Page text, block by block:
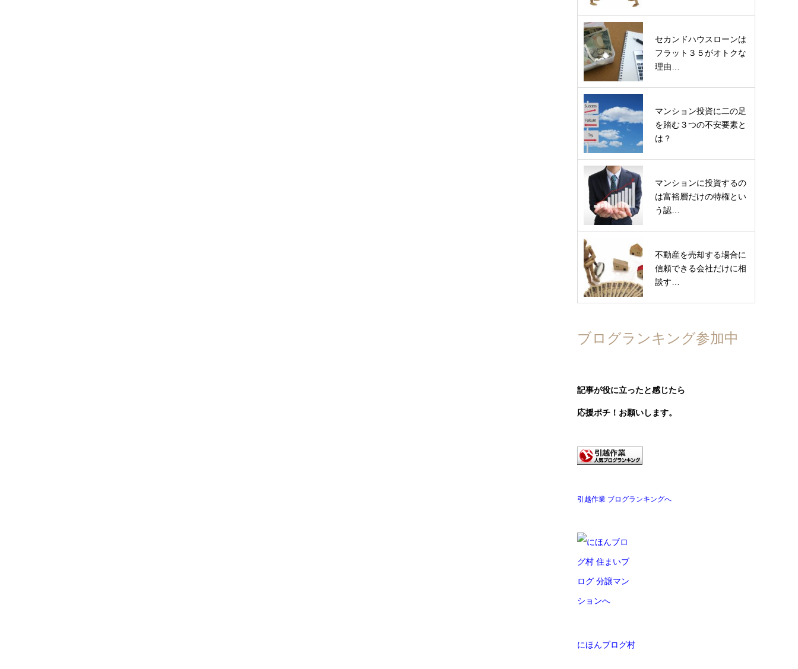
セカンドハウスローンは
フラット３５がオトクな
理由…
マンション投資に二の足
を踏む３つの不安要素と
は？
マンションに投資するの
は富裕層だけの特権とい
う認…
不動産を売却する場合に
信頼できる会社だけに相
談す…
ブログランキング参加中
記事が役に立ったと感じたら
応援ポチ！お願いします。
引越作業 ブログランキングへ
にほんブログ村